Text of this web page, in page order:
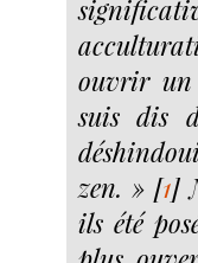
ouvrir un
suis dis
zen. » [1]
ils été